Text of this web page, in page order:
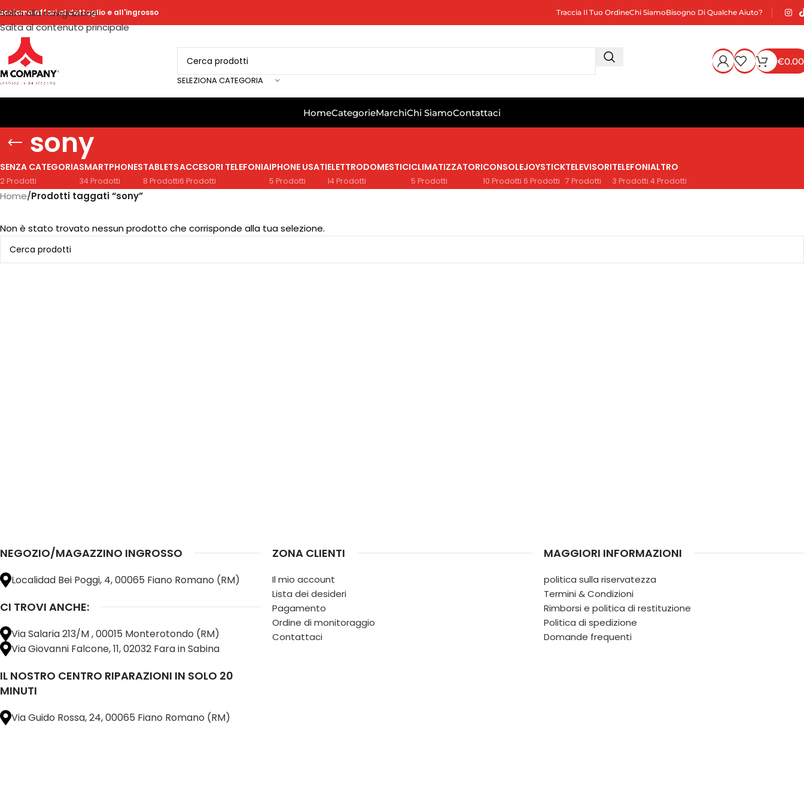
Salta alla navigazione
Salta al contenuto principale
affari al dettaglio e all'ingrosso Traccia Il Tuo OrdineChi SiamoBisogno Di Qualche Aiuto?
SELEZIONA CATEGORIA
€0.00
HomeCategorieMarchiChi SiamoContattaci
sony
SENZA CATEGORIA
2 Prodotti
SMARTPHONES
34 Prodotti
TABLETS
8 Prodotti
ACCESORI TELEFONIA
6 Prodotti
IPHONE USATI
5 Prodotti
ELETTRODOMESTICI
14 Prodotti
CLIMATIZZATORI
5 Prodotti
CONSOLE
10 Prodotti
JOYSTICK
6 Prodotti
TELEVISORI
7 Prodotti
TELEFONI
3 Prodotti
ALTRO
4 Prodotti
Home/Prodotti taggati “sony”
Non è stato trovato nessun prodotto che corrisponde alla tua selezione.
NEGOZIO/MAGAZZINO INGROSSO
Localidad Bei Poggi, 4, 00065 Fiano Romano (RM)
CI TROVI ANCHE:
Via Salaria 213/M , 00015 Monterotondo (RM)
Via Giovanni Falcone, 11, 02032 Fara in Sabina
IL NOSTRO CENTRO RIPARAZIONI IN SOLO 20
MINUTI
Via Guido Rossa, 24, 00065 Fiano Romano (RM)
ZONA CLIENTI
Il mio account
Lista dei desideri
Pagamento
Ordine di monitoraggio
Contattaci
MAGGIORI INFORMAZIONI
politica sulla riservatezza
Termini & Condizioni
Rimborsi e politica di restituzione
Politica di spedizione
Domande frequenti